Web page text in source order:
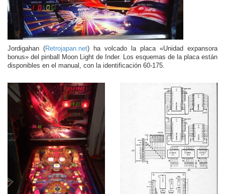
Jordigahan (Retrojapan.net) ha volcado la placa «Unidad expansora
bonus» del pinball Moon Light de Inder. Los esquemas de la placa están
disponibles en el manual, con la identificación 60-175.